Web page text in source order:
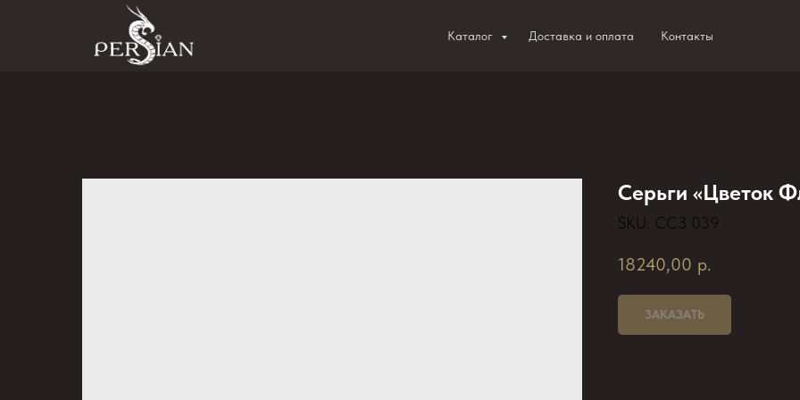
Каталог Доставка и оплата Контакты
Серьги «Цветок
SKU: ССЗ 039
18240,00 р.
ЗАКАЗАТЬ